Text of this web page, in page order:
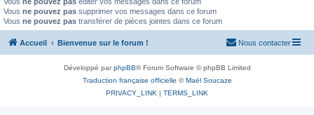
Vous ne pouvez pas supprimer vos messages dans ce forum
Vous ne pouvez pas transférer de pièces jointes dans ce forum
Accueil Bienvenue sur le forum ! Nous contacter
Développé parphpBB® Forum Software © phpBB Limited
Traduction française officielle ©Maël Soucaze
PRIVACY_LINK | TERMS_LINK